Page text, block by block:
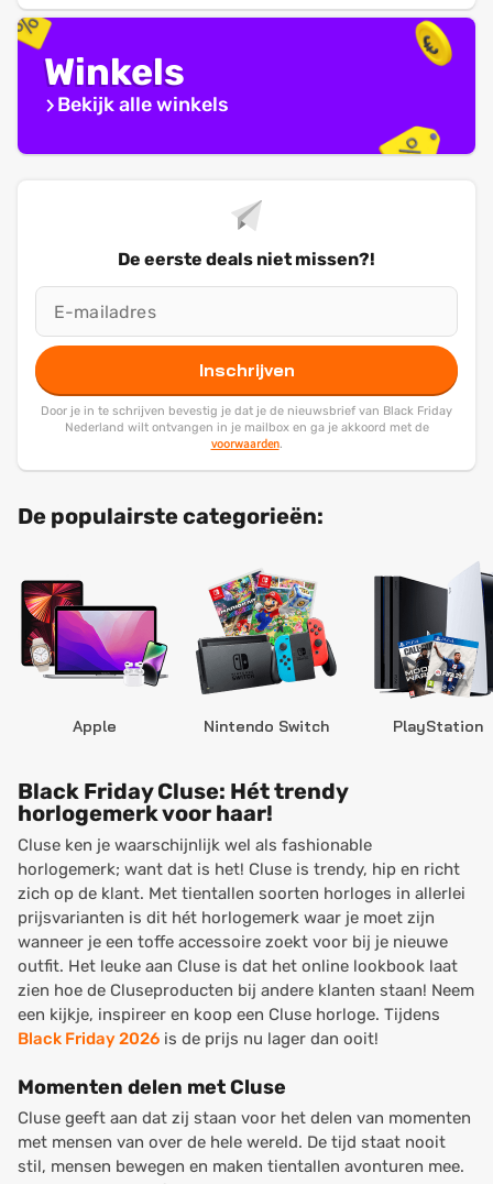
Winkels
Bekijk alle winkels
De eerste deals niet missen?!
Inschrijven
Door je in te schrijven bevestig je dat je de nieuwsbrief van Black Friday
Nederland wilt ontvangen in je mailbox en ga je akkoord met de
voorwaarden.
De populairste categorieën:
Apple Nintendo Switch PlayStation
Black Friday Cluse: Hét trendy
horlogemerk voor haar!
Cluse ken je waarschijnlijk wel als fashionable
horlogemerk; want dat is het! Cluse is trendy, hip en richt
zich op de klant. Met tientallen soorten horloges in allerlei
prijsvarianten is dit hét horlogemerk waar je moet zijn
wanneer je een toffe accessoire zoekt voor bij je nieuwe
outfit. Het leuke aan Cluse is dat het online lookbook laat
zien hoe de Cluseproducten bij andere klanten staan! Neem
een kijkje, inspireer en koop een Cluse horloge. Tijdens
Black Friday 2026 is de prijs nu lager dan ooit!
Momenten delen met Cluse
Cluse geeft aan dat zij staan voor het delen van momenten
met mensen van over de hele wereld. De tijd staat nooit
stil, mensen bewegen en maken tientallen avonturen mee.